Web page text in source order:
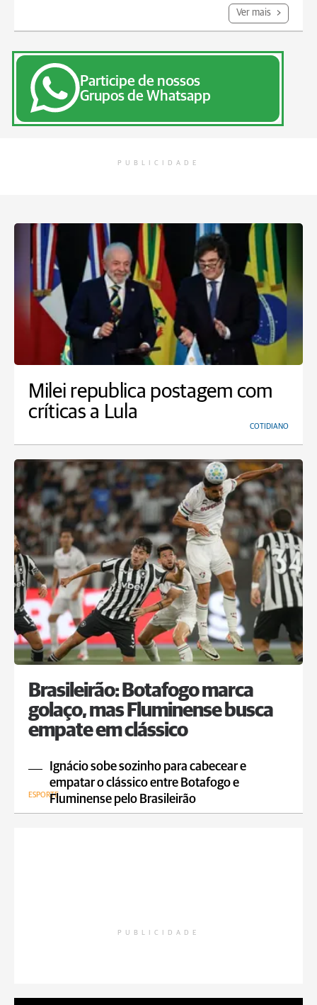
Ver mais
Participe de nossos
Grupos de Whatsapp
PUBLICIDADE
Milei republica postagem com
críticas a Lula
COTIDIANO
Brasileirão: Botafogo marca
golaço, mas Fluminense busca
empate em clássico
Ignácio sobe sozinho para cabecear e
empatar o clássico entre Botafogo e
Fluminense pelo Brasileirão
ESPORTE
PUBLICIDADE